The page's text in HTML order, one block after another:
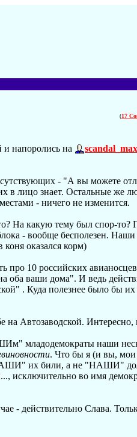
(17
и напоролись на
- "А вы можете
в лицо знает. Остальные же
- ничего не изменится.
какую тему был спор-то?
- вообще бесполезен.
оказался корм)
про 10 российских
оба ваши дома". И ведь
. Куда полезнее было бы их
Автозаводской. Интересно,
младодемократы наши
. Что бы я (и вы, мои
"НАШИ" их били, а не "НАШИ"
исключительно во имя
- действительно Слава.